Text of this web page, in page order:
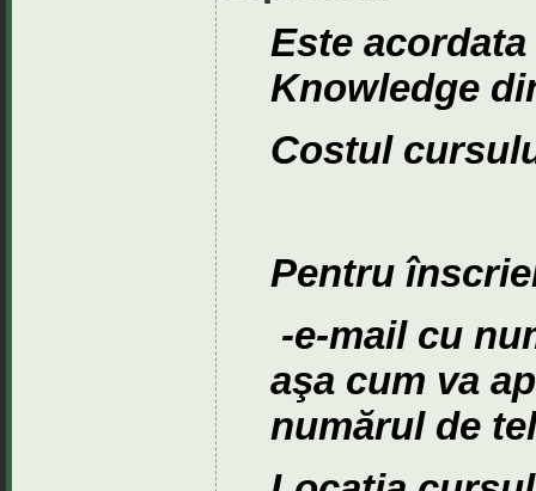
Este
Knowledge
Costul
Pentru
-e-mail cu
aşa cum va
numărul de